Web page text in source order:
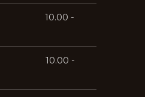
10.00 -
10.00 -